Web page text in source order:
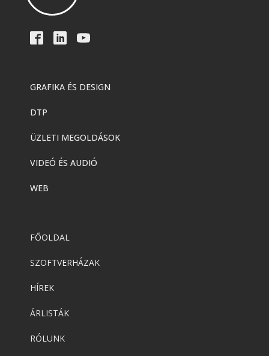
GRAFIKA ÉS DESIGN
DTP
ÜZLETI MEGOLDÁSOK
VIDEÓ ÉS AUDIÓ
WEB
FŐOLDAL
SZOFTVERHÁZAK
HÍREK
ÁRLISTÁK
RÓLUNK